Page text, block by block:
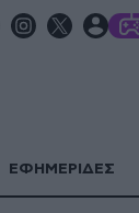
ΕΦΗΜΕΡΙΔΕΣ